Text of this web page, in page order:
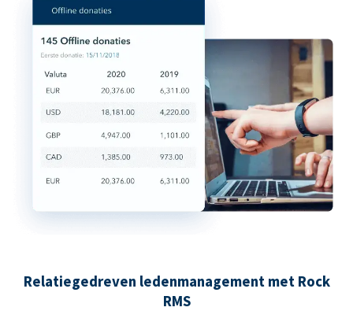
Relatiegedreven ledenmanagement met Rock
RMS